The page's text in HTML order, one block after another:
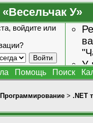
У»
войдите или
У
Помощь Поиск
Программирование > .NET